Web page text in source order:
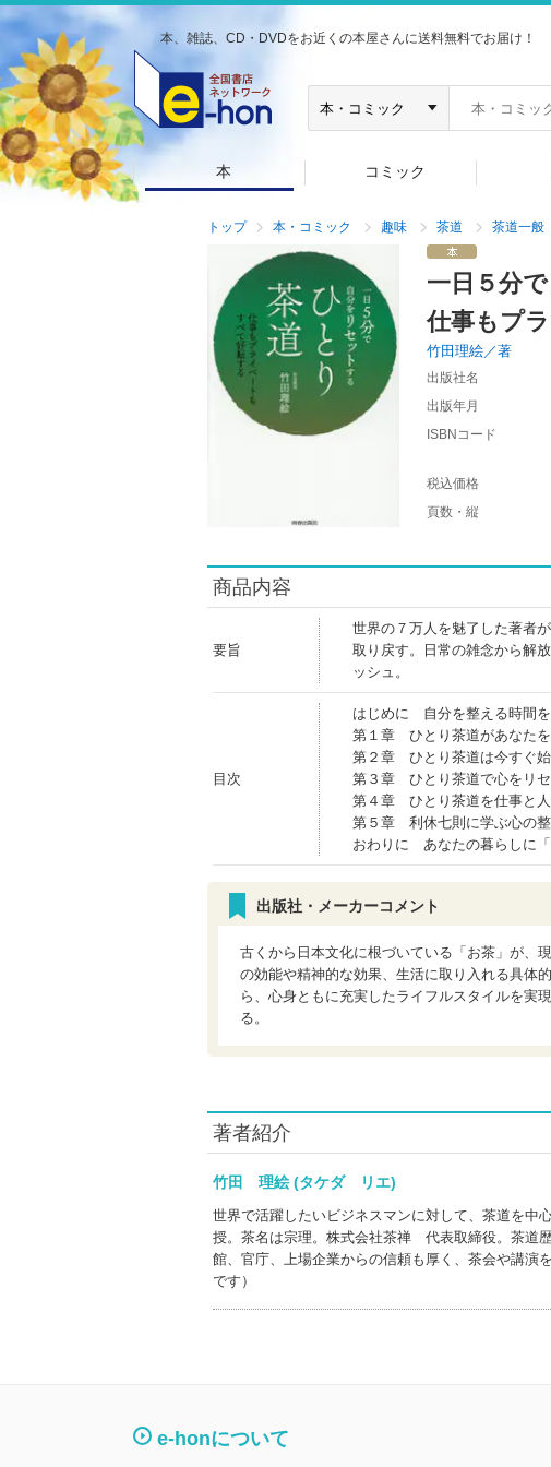
本、雑誌、CD・DVDをお近くの本屋さんに送料無料でお届け！
本 コミック
トップ 本・コミック 趣味 茶道 茶道一般
一日５分
仕事もプ
竹田理絵／著
出版社名
出版年月
ISBNコード
税込価格
頁数・縦
商品内容
要旨
世界の７万人を魅了した著者
取り戻す。日常の雑念から解
ッシュ。
目次
はじめに 自分を整える時間
第１章 ひとり茶道があなた
第２章 ひとり茶道は今すぐ
第３章 ひとり茶道で心をリ
第４章 ひとり茶道を仕事と
第５章 利休七則に学ぶ心の
おわりに あなたの暮らしに
出版社・メーカーコメント
古くから日本文化に根づいている「お茶」が、
の効能や精神的な効果、生活に取り入れる具体
ら、心身ともに充実したライフルスタイルを実
る。
著者紹介
竹田 理絵 (タケダ リエ)
世界で活躍したいビジネスマンに対して、茶道を中
授。茶名は宗理。株式会社茶禅 代表取締役。茶道
館、官庁、上場企業からの信頼も厚く、茶会や講演
です）
e-honについて